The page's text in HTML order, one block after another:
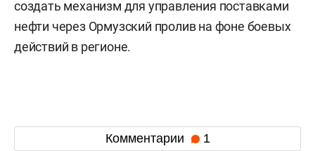
создать механизм для управления поставками
нефти через Ормузский пролив на фоне боевых
действий в регионе.
Комментарии 1